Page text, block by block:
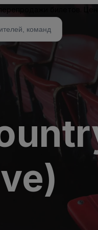
билетов.